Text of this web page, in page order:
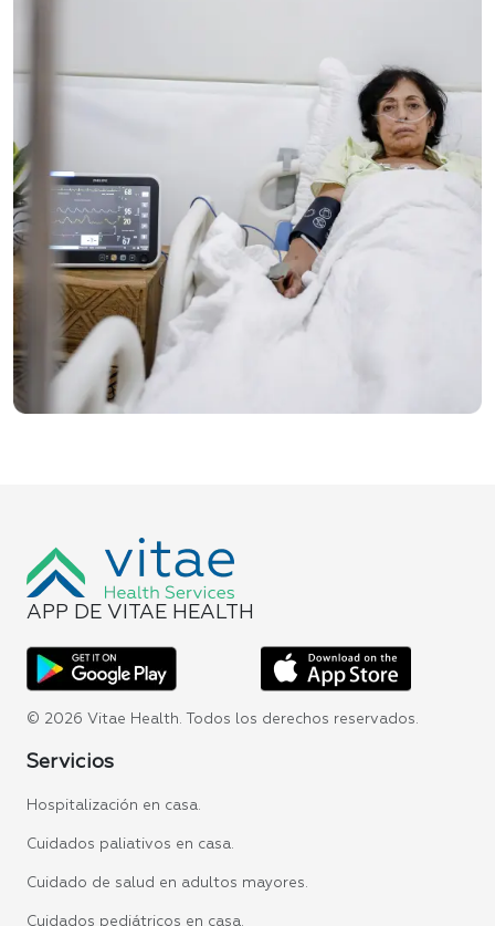
APP DE VITAE HEALTH
© 2026 Vitae Health. Todos los derechos reservados.
Servicios
Hospitalización en casa.
Cuidados paliativos en casa.
Cuidado de salud en adultos mayores.
Cuidados pediátricos en casa.